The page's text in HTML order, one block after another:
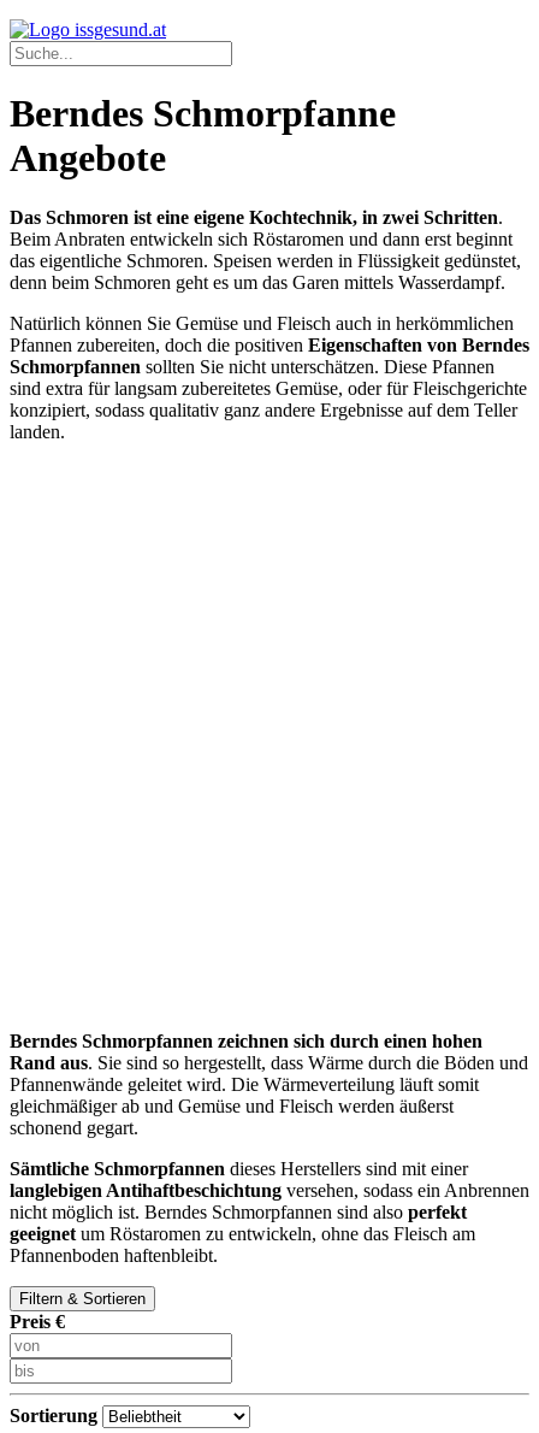
Berndes Schmorpfanne
Angebote
Das Schmoren ist eine eigene Kochtechnik, in zwei Schritten.
Beim Anbraten entwickeln sich Röstaromen und dann erst beginnt
das eigentliche Schmoren. Speisen werden in Flüssigkeit gedünstet,
denn beim Schmoren geht es um das Garen mittels Wasserdampf.
Natürlich können Sie Gemüse und Fleisch auch in herkömmlichen
Pfannen zubereiten, doch die positiven Eigenschaften von Berndes
Schmorpfannen sollten Sie nicht unterschätzen. Diese Pfannen
sind extra für langsam zubereitetes Gemüse, oder für Fleischgerichte
konzipiert, sodass qualitativ ganz andere Ergebnisse auf dem Teller
landen.
Berndes Schmorpfannen zeichnen sich durch einen hohen
Rand aus. Sie sind so hergestellt, dass Wärme durch die Böden und
Pfannenwände geleitet wird. Die Wärmeverteilung läuft somit
gleichmäßiger ab und Gemüse und Fleisch werden äußerst
schonend gegart.
Sämtliche Schmorpfannen dieses Herstellers sind mit einer
langlebigen Antihaftbeschichtung versehen, sodass ein Anbrennen
nicht möglich ist. Berndes Schmorpfannen sind also perfekt
geeignet um Röstaromen zu entwickeln, ohne das Fleisch am
Pfannenboden haftenbleibt.
Filtern & Sortieren
Preis €
Sortierung